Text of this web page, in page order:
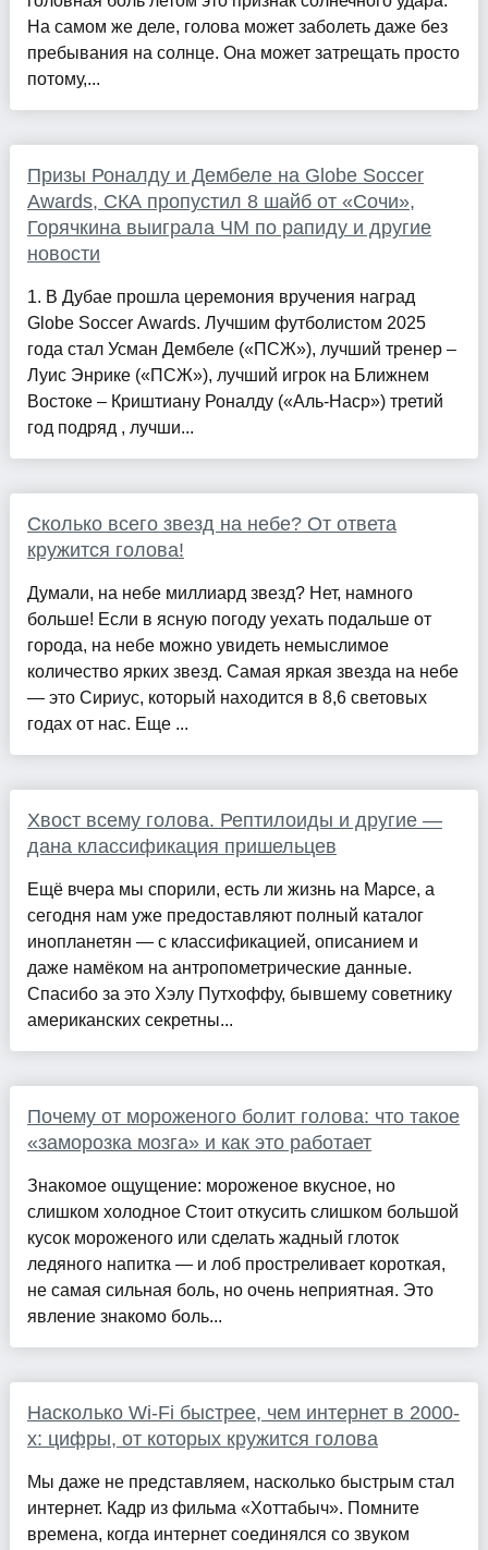
На самом же деле, голова может заболеть даже без
пребывания на солнце. Она может затрещать просто
потому,...
Призы Роналду и Дембеле на Globe Soccer
Awards, СКА пропустил 8 шайб от «Сочи»,
Горячкина выиграла ЧМ по рапиду и другие
новости
1. В Дубае прошла церемония вручения наград
Globe Soccer Awards. Лучшим футболистом 2025
года стал Усман Дембеле («ПСЖ»), лучший тренер –
Луис Энрике («ПСЖ»), лучший игрок на Ближнем
Востоке – Криштиану Роналду («Аль-Наср») третий
год подряд , лучши...
Сколько всего звезд на небе? От ответа
кружится голова!
Думали, на небе миллиард звезд? Нет, намного
больше! Если в ясную погоду уехать подальше от
города, на небе можно увидеть немыслимое
количество ярких звезд. Самая яркая звезда на небе
— это Сириус, который находится в 8,6 световых
годах от нас. Еще ...
Хвост всему голова. Рептилоиды и другие —
дана классификация пришельцев
Ещё вчера мы спорили, есть ли жизнь на Марсе, а
сегодня нам уже предоставляют полный каталог
инопланетян — с классификацией, описанием и
даже намёком на антропометрические данные.
Спасибо за это Хэлу Путхоффу, бывшему советнику
американских секретны...
Почему от мороженого болит голова: что такое
«заморозка мозга» и как это работает
Знакомое ощущение: мороженое вкусное, но
слишком холодное Стоит откусить слишком большой
кусок мороженого или сделать жадный глоток
ледяного напитка — и лоб простреливает короткая,
не самая сильная боль, но очень неприятная. Это
явление знакомо боль...
Насколько Wi-Fi быстрее, чем интернет в 2000-
х: цифры, от которых кружится голова
Мы даже не представляем, насколько быстрым стал
интернет. Кадр из фильма «Хоттабыч». Помните
времена, когда интернет соединялся со звуком